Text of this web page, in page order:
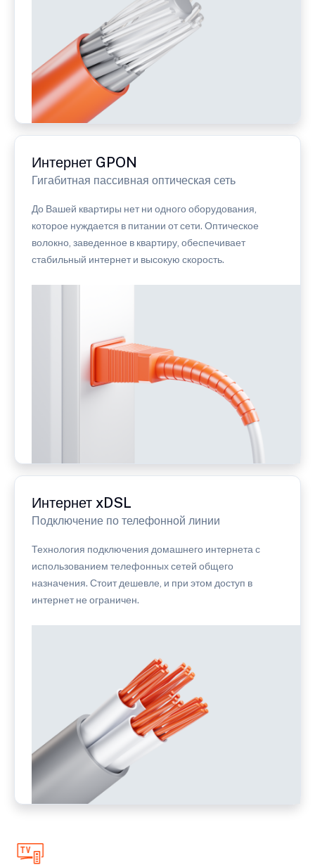
Интернет GPON
Гигабитная пассивная оптическая сеть
До Вашей квартиры нет ни одного оборудования,
которое нуждается в питании от сети. Оптическое
волокно, заведенное в квартиру, обеспечивает
стабильный интернет и высокую скорость.
Интернет xDSL
Подключение по телефонной линии
Технология подключения домашнего интернета с
использованием телефонных сетей общего
назначения. Стоит дешевле, и при этом доступ в
интернет не ограничен.